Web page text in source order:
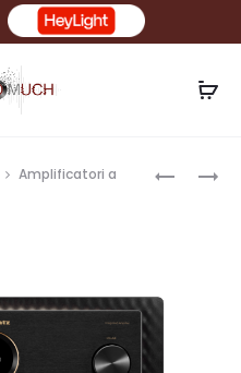
MARANTZ
Amplificatori a